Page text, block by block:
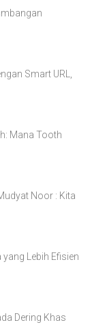
Smart URL,
Mana Tooth
Noor : Kita
Lebih Efisien
Dering Khas